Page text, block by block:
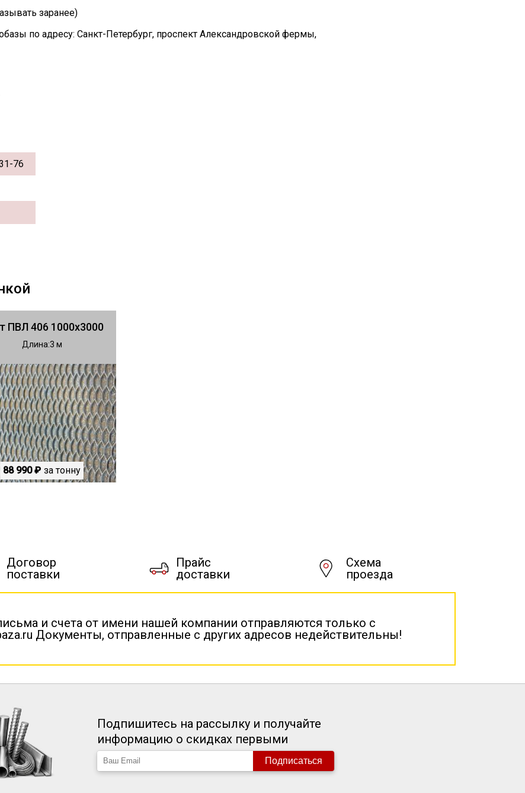
заранее)
по адресу: Санкт-Петербург, проспект Александровской фермы,
76
ПВЛ 406 1000х3000
Длина 3
88 990 ₽ за тонну
Договор
поставки
Прайс
доставки
Схема
проезда
и счета от имени нашей компании отправляются только с
Документы, отправленные с других адресов недействительны!
Подпишитесь на рассылку и получайте
информацию о скидках первыми
Подписаться